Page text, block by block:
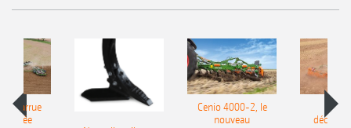
charrue
portée
Cenio 4000-2, le
nouveau